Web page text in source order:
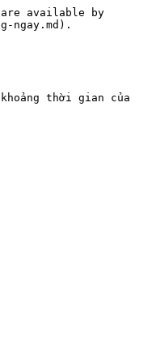
available by
ngay.md).
thời gian của